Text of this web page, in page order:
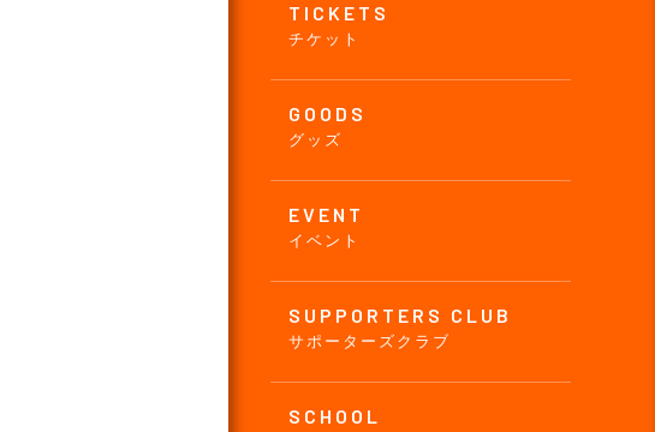
TICKETS
チケット
GOODS
グッズ
EVENT
イベント
SUPPORTERS CLUB
サポーターズクラブ
SCHOOL